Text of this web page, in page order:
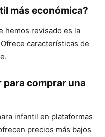
más económica?
hemos revisado es la
características de
para comprar una
infantil en plataformas
precios más bajos